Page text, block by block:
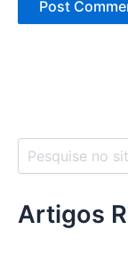
Artigos